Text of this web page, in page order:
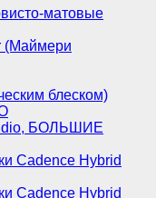
матовые
(Маймери
блеском)
БОЛЬШИЕ
Cadence Hybrid
Cadence Hybrid